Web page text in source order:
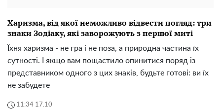
Харизма, від якої неможливо відвести погляд: три
знаки Зодіаку, які заворожують з першої миті
Їхня харизма - не гра і не поза, а природна частина їх
сутності. І якщо вам пощастило опинитися поряд із
представником одного з цих знаків, будьте готові: ви їх
не забудете
11:34 17.10